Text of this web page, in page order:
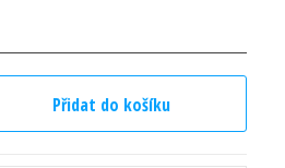
Přidat do košíku